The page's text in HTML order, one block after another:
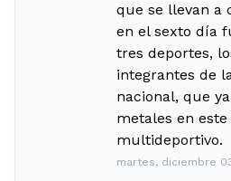
que se llevan a
en el sexto día
tres deportes,
integrantes de
nacional, que
metales en
multideportivo.
martes, diciembre